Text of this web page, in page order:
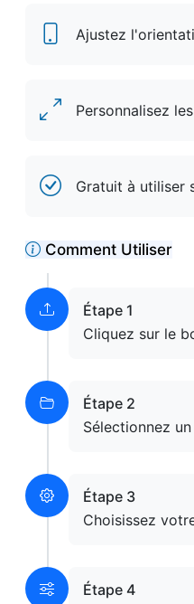
Ajustez
Personnalisez
Gratuit à utiliser
Comment Utiliser
Étape 1
Cliquez sur le
Étape 2
Sélectionnez
Étape 3
Choisissez
Étape 4